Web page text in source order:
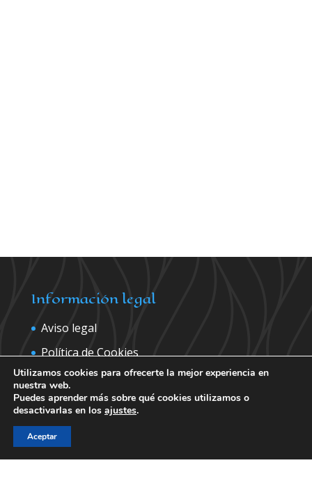
Información legal
Aviso legal
Política de Cookies
Política de privacidad
Contáctanos para más información
Utilizamos cookies para ofrecerte la mejor experiencia en
nuestra web.
Puedes aprender más sobre qué cookies utilizamos o
desactivarlas en los ajustes.
Aceptar